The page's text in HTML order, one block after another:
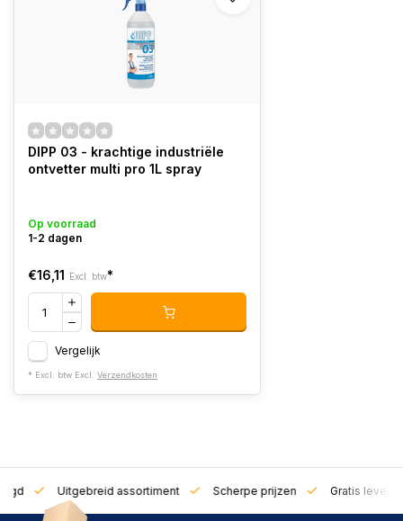
DIPP 03 - krachtige industriële
ontvetter multi pro 1L spray
Op voorraad
1-2 dagen
€16,11 Excl. btw*
Vergelijk
* Excl. btw Excl. Verzendkosten
Uitgebreid assortiment Scherpe prijzen Gratis